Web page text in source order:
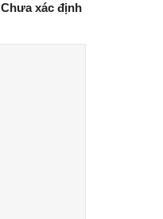
Chưa xác định